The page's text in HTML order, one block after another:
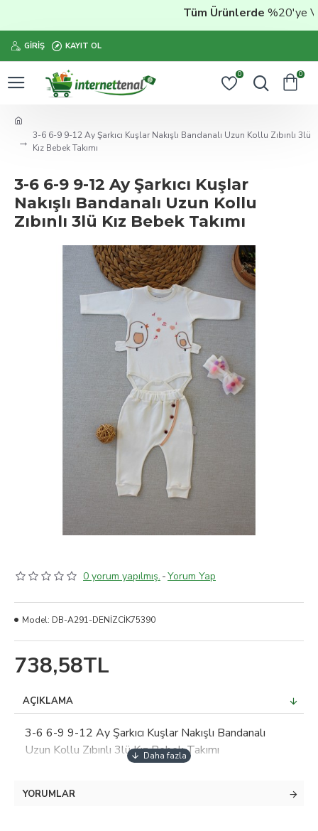
Tüm Ürünlerde%20'ye
GIRIŞ KAYIT OL
0 0
3-6 6-9 9-12 Ay Şarkıcı Kuşlar Nakışlı Bandanalı Uzun Kollu Zıbınlı 3lü
Kız Bebek Takımı
3-6 6-9 9-12 Ay Şarkıcı Kuşlar
Nakışlı Bandanalı Uzun Kollu
Zıbınlı 3lü Kız Bebek Takımı
0 yorum yapılmış. -Yorum Yap
738,58TL
Model: DB-A291-DENİZCİK75390
AÇIKLAMA
3-6 6-9 9-12 Ay Şarkıcı Kuşlar Nakışlı Bandanalı
Uzun Kollu Zıbınlı 3lü Kız Bebek Takımı
YORUMLAR